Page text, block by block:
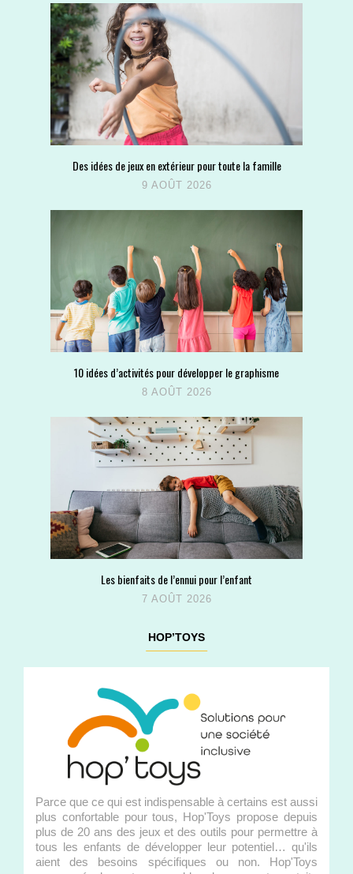
Des idées de jeux en extérieur pour toute la famille
9 AOÛT 2026
10 idées d’activités pour développer le graphisme
8 AOÛT 2026
Les bienfaits de l’ennui pour l’enfant
7 AOÛT 2026
HOP’TOYS
Parce que ce qui est indispensable à certains est aussi
plus confortable pour tous, Hop'Toys propose depuis
plus de 20 ans des jeux et des outils pour permettre à
tous les enfants de développer leur potentiel… qu'ils
aient des besoins spécifiques ou non. Hop'Toys